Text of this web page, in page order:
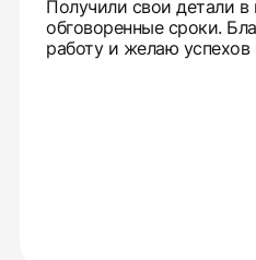
Получили свои детали
обговоренные сроки.
работу и желаю успехов